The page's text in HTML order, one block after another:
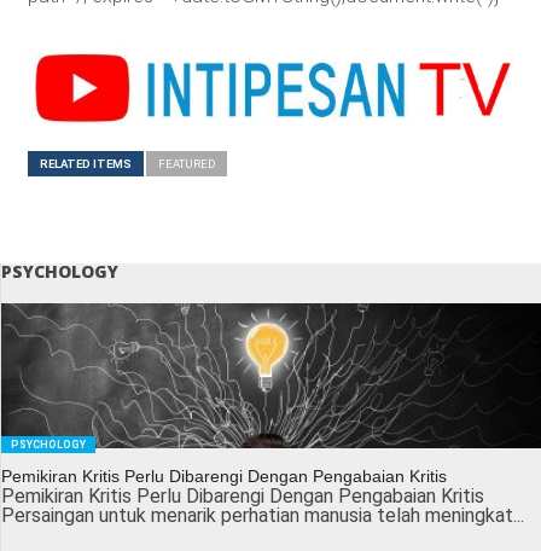
RELATED ITEMS FEATURED
PSYCHOLOGY
PSYCHOLOGY
Pemikiran Kritis Perlu Dibarengi Dengan Pengabaian Kritis
Pemikiran Kritis Perlu Dibarengi Dengan Pengabaian Kritis
Persaingan untuk menarik perhatian manusia telah meningkat...